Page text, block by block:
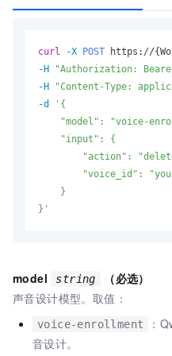
curl -X POST https://
-H
"Authorization: Bearer
-H
"Content-Type:
-d
'{
"model": "voice-
    "input": {
"action":
"voice_id":
    }
}'
model string
（必选）
声音设计模型。取值：
voice-enrollment ：
音设计。